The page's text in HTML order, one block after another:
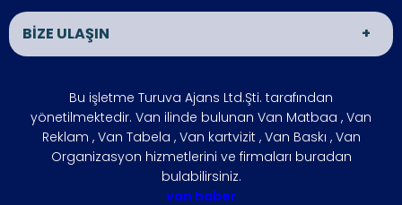
Van Matbaa
Van Reklam
Van Organizasyon
İLETİŞİM
HAKKIMIZDA
VAN HABER
İŞLETMENİZİ
BÜYÜTÜN
ÇÖZÜM
ORTAKLARIMIZ
FOTO GALERİ
BİZE ULAŞIN
VAN
ÇALIŞMA SAATLERİ
Hafta içi : 09:00 - 18:00
Bu işletme Turuva Ajans Ltd.Şti. tarafından
yönetilmektedir. Van ilinde bulunan Van Matbaa , Van
Reklam , Van Tabela , Van kartvizit , Van Baskı , Van
Organizasyon hizmetlerini ve firmaları buradan
bulabilirsiniz.
van haber